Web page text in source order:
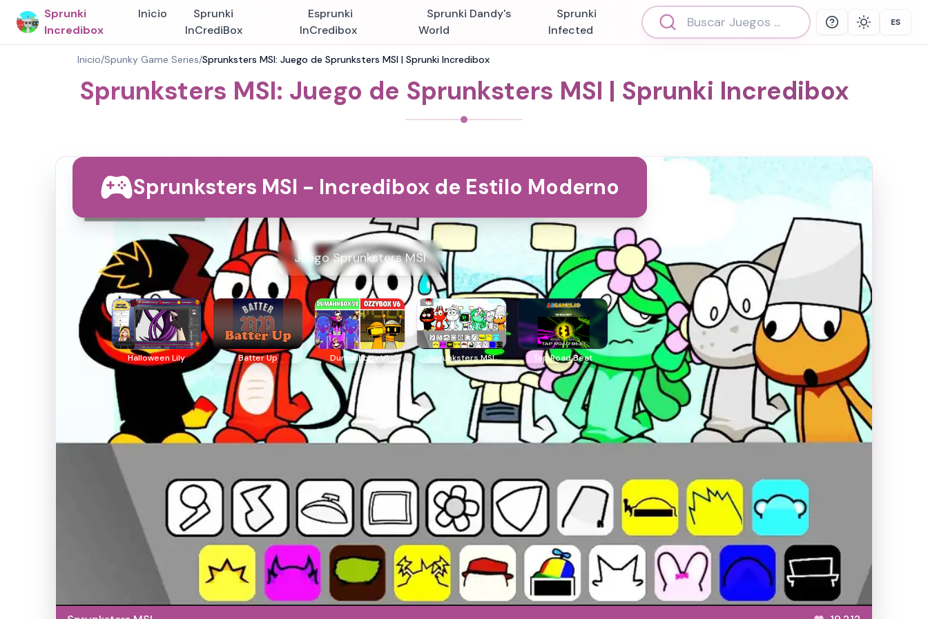
Sprunki
Incredibox
Inicio
Sprunki
InCrediBox
Esprunki
InCredibox
Sprunki Dandy's
World
Sprunki
Infected
Help Theme Select
ES
Inicio/Spunky Game Series/Sprunksters MSI: Juego de Sprunksters MSI | Sprunki Incredibox
Sprunksters MSI: Juego de Sprunksters MSI | Sprunki Incredibox
Sprunksters MSI - Incredibox de Estilo Moderno
Juego Sprunksters MSI
Halloween Lily Batter Up Dumahhbox V1 Sprunksters MSI Tap Road Beat